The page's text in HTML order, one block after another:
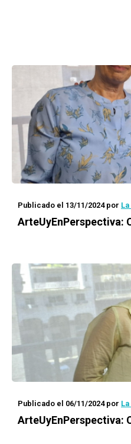
Publicado el 13/11/2024por
ArteUyEnPerspectiva:
Publicado el 06/11/2024por
ArteUyEnPerspectiva: